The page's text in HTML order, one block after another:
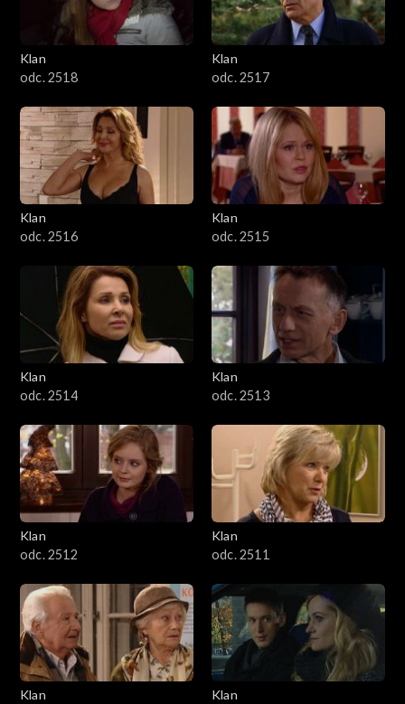
Klan
odc. 2518
Klan
odc. 2517
Klan
odc. 2516
Klan
odc. 2515
Klan
odc. 2514
Klan
odc. 2513
Klan
odc. 2512
Klan
odc. 2511
Klan
Klan